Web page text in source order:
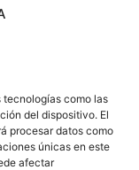
tecnologías como las
del dispositivo. El
procesar datos como
únicas en este
afectar
puedes
el. Tengo